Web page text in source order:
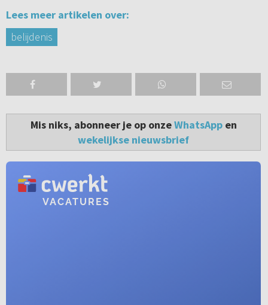
Lees meer artikelen over:
belijdenis
Mis niks, abonneer je op onzeWhatsAppen
wekelijkse nieuwsbrief